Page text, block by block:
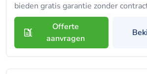
bieden gratis garantie zonder
Offerte
aanvragen